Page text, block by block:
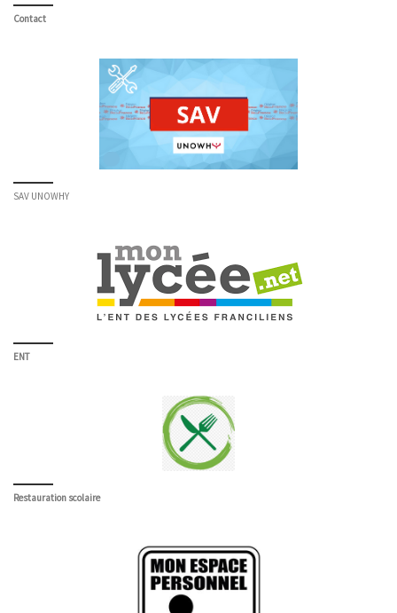
Contact
SAV UNOWHY
ENT
Restauration scolaire